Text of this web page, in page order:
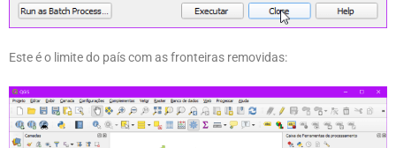
Este é o limite do país com as fronteiras removidas: